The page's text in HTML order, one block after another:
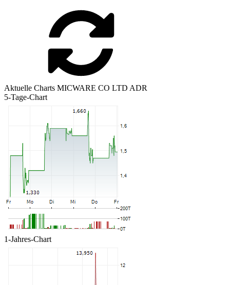
Aktuelle Charts MICWARE CO LTD ADR
5-Tage-Chart
1-Jahres-Chart